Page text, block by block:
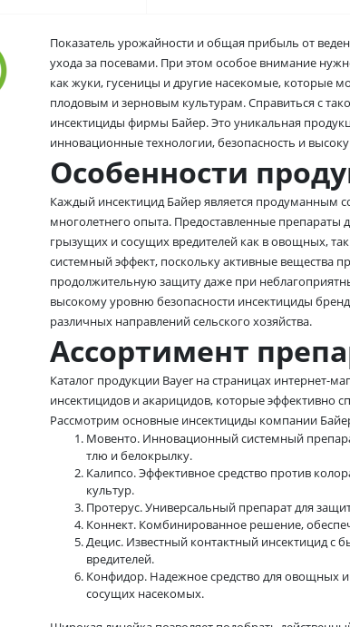
Показатель урожайности и общая прибыль от
ухода за посевами. При этом особое внимание
как жуки, гусеницы и другие насекомые, которые
плодовым и зерновым культурам. Справиться с
инсектициды фирмы Байер. Это уникальная
инновационные технологии, безопасность и
Особенности
Каждый инсектицид Байер является продуманным
многолетнего опыта. Предоставленные препараты
грызущих и сосущих вредителей как в овощных,
системный эффект, поскольку активные вещества
продолжительную защиту даже при
высокому уровню безопасности инсектициды
различных направлений сельского хозяйства.
Ассортимент
Каталог продукции Bayer на страницах интернет-
инсектицидов и акарицидов, которые эффективно
Рассмотрим основные инсектициды компании
Мовенто. Инновационный системный
тлю и белокрылку.
Калипсо. Эффективное средство против
культур.
Протерус. Универсальный препарат для
Коннект. Комбинированное решение,
Децис. Известный контактный инсектицид с
вредителей.
Конфидор. Надежное средство для овощных
сосущих насекомых.